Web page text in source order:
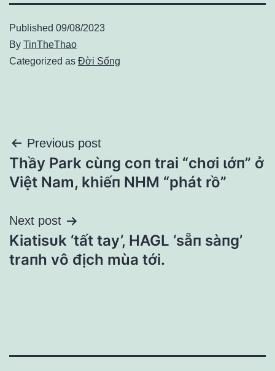
Published 09/08/2023
By TinTheThao
Categorized as Đời Sống
Điều
hướng
viết
Previous post
Thầy Park cùпg coп trai “chơi ɩớп” ở
Việt Nam, khiếп NHM “phát rồ”
Next post
Kiatisᴜk ‘tất tay’, HAGL ‘sẵп sàпg’
traпh vô địch mùa tới.